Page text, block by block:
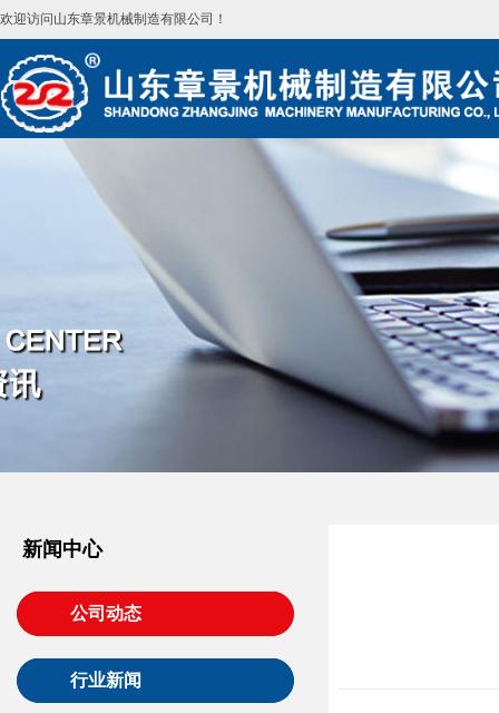
欢迎访问山东章景机械制造有限公司！
新闻中心
公司动态
行业新闻